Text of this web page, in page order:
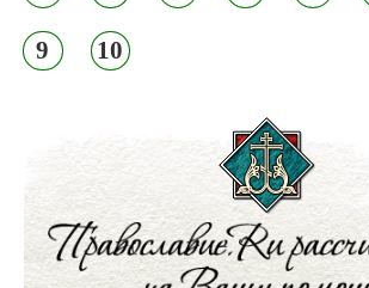
9 10